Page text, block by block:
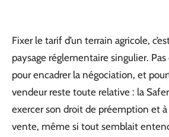
Fixer le tarif d’un terrain agricole,
paysage réglementaire singulier.
pour encadrer la négociation, et
vendeur reste toute relative : la
exercer son droit de préemption et à
vente, même si tout semblait